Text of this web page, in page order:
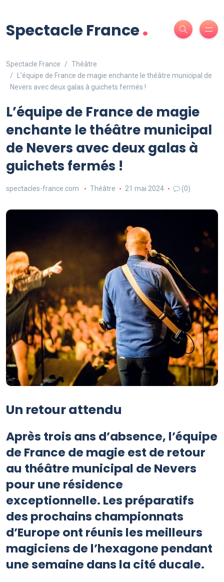
Spectacle France.
Spectacle France
Théâtre
L’équipe de France de magie enchante le théâtre municipal de
Nevers avec deux galas à guichets fermés !
L’équipe de France de magie
enchante le théâtre municipal
de Nevers avec deux galas à
guichets fermés !
spectacles-france.com Théâtre 21 mai 2024 (0)
Un retour attendu
Après trois ans d’absence, l’équipe
de France de magie est de retour
au théâtre municipal de Nevers
pour une résidence
exceptionnelle. Les préparatifs
des prochains championnats
d’Europe ont réunis les meilleurs
magiciens de l’hexagone pendant
une semaine dans la cité ducale.